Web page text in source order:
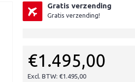
Gratis verzending
Gratis verzending!
€1.495,00
Excl. BTW: €1.495,00